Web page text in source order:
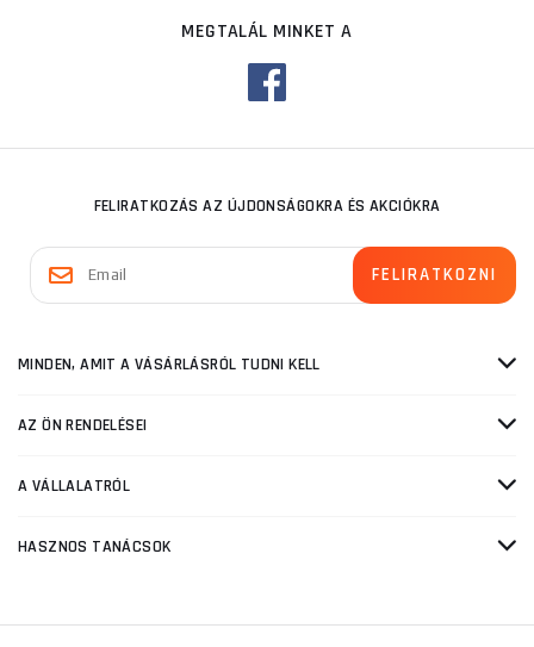
MEGTALÁL MINKET A
FELIRATKOZÁS AZ ÚJDONSÁGOKRA ÉS AKCIÓKRA
MINDEN, AMIT A VÁSÁRLÁSRÓL TUDNI KELL
AZ ÖN RENDELÉSEI
A VÁLLALATRÓL
HASZNOS TANÁCSOK